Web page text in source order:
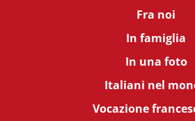
Fra noi
In famiglia
In una foto
Italiani nel
Vocazione